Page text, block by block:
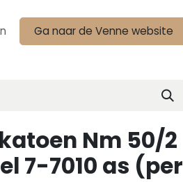
Ga naar de Venne website
Nm 50/2
7-7010 as (per